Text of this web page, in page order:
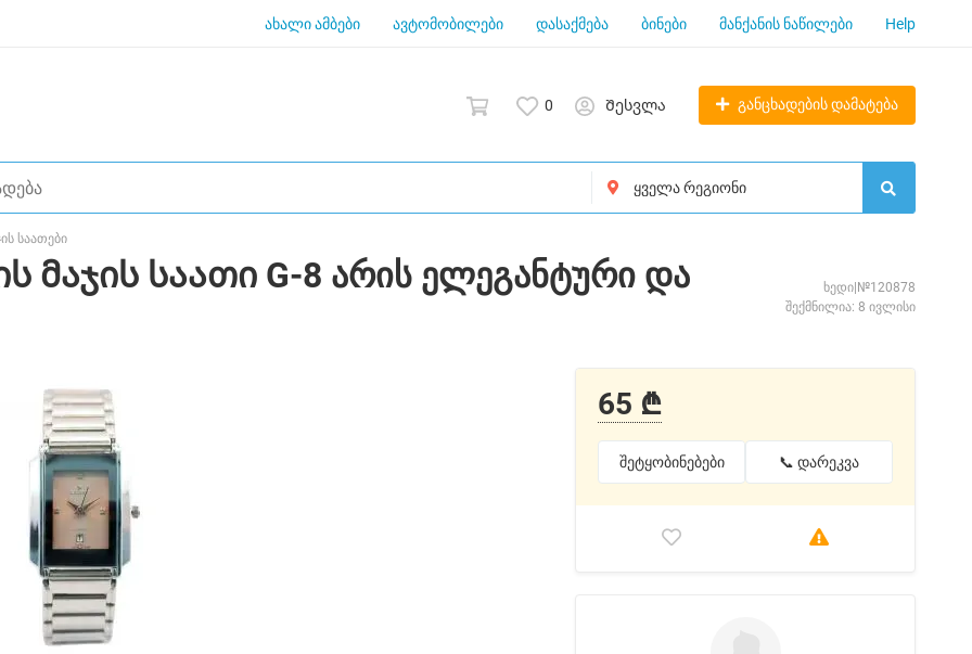
ახალი ამბები ავტომობილები დასაქმება ბინები მანქანის ნაწილები Help
0 Შესვლა განცხადების დამატება
საათები
მაჯის საათი G-8 არის ელეგანტური და
ხედი|№120878
შექმნილია: 8 ივლისი
65 ₾
შეტყობინებები 📞 დარეკვა